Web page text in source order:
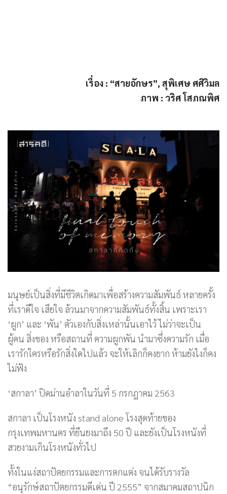
เรื่อง : “สายอักษร”, สุพิเศษ ศศิวิมล
ภาพ : วริศ โสภณพิศ
มนุษย์เป็นสิ่งที่มีชีวิตเกิดมาเพื่อสร้างความสัมพันธ์ หลายครั้ง
ที่เราดีใจ เสียใจ ล้วนมาจากความสัมพันธ์ทั้งสิ้น เพราะเรา
‘ผูก’ และ ‘พัน’ ตัวเองกับสิ่งเหล่านั้นเอาไว้ ไม่ว่าจะเป็น
ผู้คน สิ่งของ หรือสถานที่ ความผูกพัน นำมาซึ่งความรัก เมื่อ
เรารักใครหรือรักสิ่งใดไปแล้ว จะให้เลิกก็คงยาก ห้ามยังไงก็คง
ไม่ฟัง
‘สกาลา’ ปิดม่านอำลาในวันที่ 5 กรกฎาคม 2563
สกาลา เป็นโรงหนัง stand alone โรงสุดท้ายของ
กรุงเทพมหานคร ที่ยืนยงมาถึง 50 ปี และยังเป็นโรงหนังที่
สวยงามเกินโรงหนังทั่วไป
ทั้งในแง่สถาปัตยกรรมและการตกแต่ง จนได้รับรางวัล
“อนุรักษ์สถาปัตยกรรมดีเด่น ปี 2555” จากสมาคมสถาปนิก